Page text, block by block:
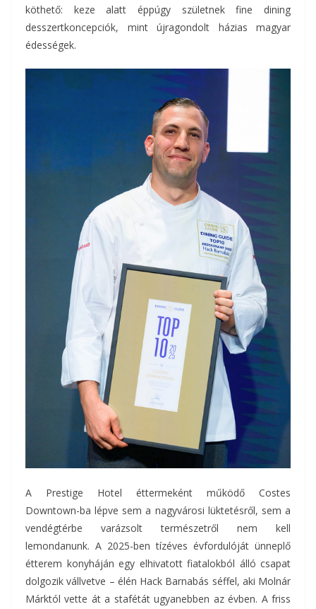
köthető: keze alatt éppúgy születnek fine dining
desszertkoncepciók, mint újragondolt házias magyar
édességek.
A Prestige Hotel éttermeként működő Costes
Downtown-ba lépve sem a nagyvárosi lüktetésről, sem a
vendégtérbe varázsolt természetről nem kell
lemondanunk. A 2025-ben tízéves évfordulóját ünneplő
étterem konyháján egy elhivatott fiatalokból álló csapat
dolgozik vállvetve – élén Hack Barnabás séffel, aki Molnár
Márktól vette át a stafétát ugyanebben az évben. A friss